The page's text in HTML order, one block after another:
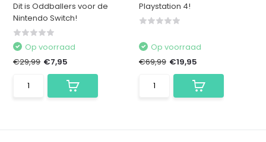
Dit is Oddballers voor de
Nintendo Switch!
Op voorraad
€29,99 €7,95
Playstation 4!
Op voorraad
€69,99 €19,95